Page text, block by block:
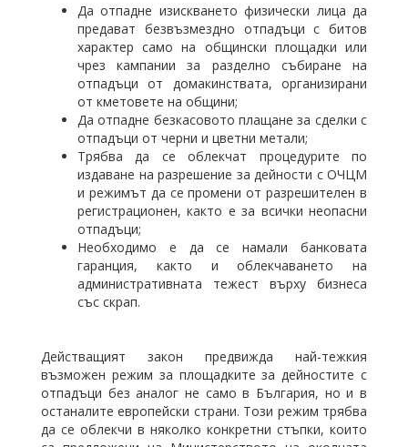
Да отпадне изискването физически лица да
предават безвъзмездно отпадъци с битов
характер само на общински площадки или
чрез кампании за разделно събиране на
отпадъци от домакинствата, организирани
от кметовете на общини;
Да отпадне безкасовото плащане за сделки с
отпадъци от черни и цветни метали;
Трябва да се облекчат процедурите по
издаване на разрешение за дейности с ОЧЦМ
и режимът да се промени от разрешителен в
регистрационен, както е за всички неопасни
отпадъци;
Необходимо е да се намали банковата
гаранция, както и облекчаването на
административната тежест върху бизнеса
със скрап.
Действащият закон предвижда най-тежкия
възможен режим за площадките за дейностите с
отпадъци без аналог не само в България, но и в
останалите европейски страни. Този режим трябва
да се облекчи в няколко конкретни стъпки, които